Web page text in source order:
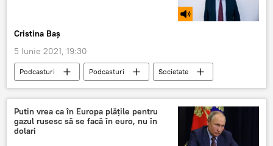
Cristina Baș
5 Iunie 2021, 19:30
Podcasturi Podcasturi
Societate
Republica Moldova
apartamente
preț
Putin vrea ca în Europa plăţile pentru
gazul rusesc să se facă în euro, nu în
dolari